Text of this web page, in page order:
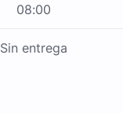
08:00
Sin entrega